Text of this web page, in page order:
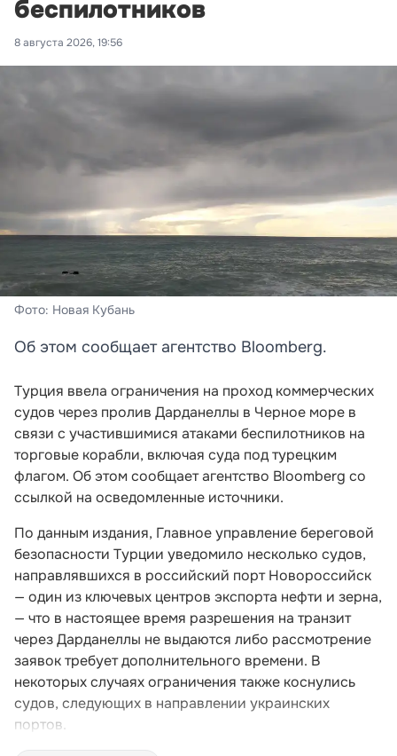
беспилотников
8 августа 2026, 19:56
Фото: Новая Кубань
Об этом сообщает агентство Bloomberg.
Турция ввела ограничения на проход коммерческих
судов через пролив Дарданеллы в Черное море в
связи с участившимися атаками беспилотников на
торговые корабли, включая суда под турецким
флагом. Об этом сообщает агентство Bloomberg со
ссылкой на осведомленные источники.
По данным издания, Главное управление береговой
безопасности Турции уведомило несколько судов,
направлявшихся в российский порт Новороссийск
— один из ключевых центров экспорта нефти и зерна,
— что в настоящее время разрешения на транзит
через Дарданеллы не выдаются либо рассмотрение
заявок требует дополнительного времени. В
некоторых случаях ограничения также коснулись
судов, следующих в направлении украинских
портов.